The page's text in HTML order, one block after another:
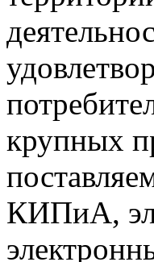
крупных
КИПиА,